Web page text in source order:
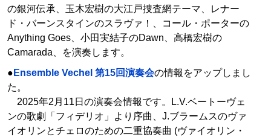
の銀河伝承、玉木宏樹の大江戸捜査網テーマ、レナー
ド・バーンスタインのスラヴァ！、コール・ポーターの
Anything Goes、小田実結子のDawn、高橋宏樹の
Camarada、を演奏します。
● Ensemble Vechel 第15回演奏会の情報をアップしまし
た。
2025年2月11日の演奏会情報です。L.V.ベートーヴェ
ンの歌劇「フィデリオ」より序曲、J.ブラームスのヴァ
イオリンとチェロのための二重協奏曲 (ヴァイオリン・